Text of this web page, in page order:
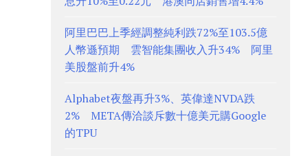
阿里巴巴上季經調整純利跌72%至103.5億
人幣遜預期 雲智能集團收入升34% 阿里
美股盤前升4%
Alphabet夜盤再升3%、英偉達NVDA跌
2% META傳洽談斥數十億美元購Google
的TPU